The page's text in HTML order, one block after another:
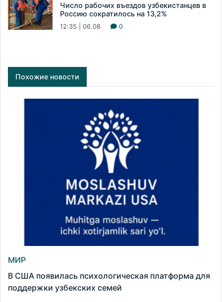
Число рабочих въездов узбекистанцев в
Россию сократилось на 13,2%
12:35 | 06.08 0
Похожие новости
МИР
В США появилась психологическая платформа для
поддержки узбекских семей